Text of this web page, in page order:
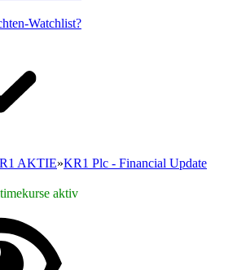
Watchlist?
AKTIE»KR1 Plc - Financial Update
aktiv